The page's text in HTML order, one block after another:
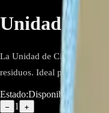
Unidad de
La Unidad de Cinta
residuos. Ideal para
Estado:Disponible
− 1 +